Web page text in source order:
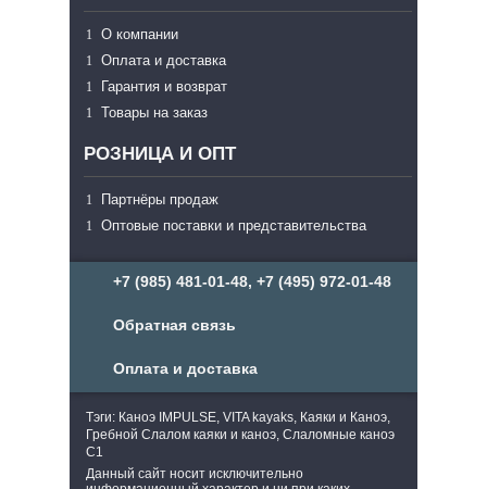
О компании
Оплата и доставка
Гарантия и возврат
Товары на заказ
РОЗНИЦА И ОПТ
Партнёры продаж
Оптовые поставки и представительства
+7 (985) 481-01-48, +7 (495) 972-01-48
Обратная связь
Оплата и доставка
Тэги: Каноэ IMPULSE, VITA kayaks, Каяки и Каноэ,
Гребной Слалом каяки и каноэ, Слаломные каноэ
С1
Данный сайт носит исключительно